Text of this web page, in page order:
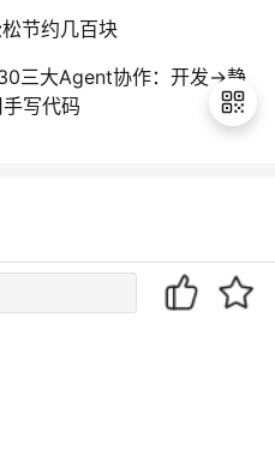
节约几百块
三大Agent协作：开发→静
写代码
据库